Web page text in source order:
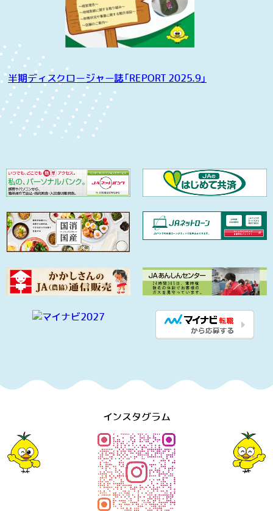
半期ディスクロージャー誌「REPORT 2025.9」
インスタグラム